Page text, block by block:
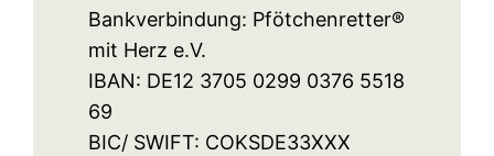
Bankverbindung: Pfötchenretter®
mit Herz e.V.
IBAN: DE12 3705 0299 0376 5518
69
BIC/ SWIFT: COKSDE33XXX